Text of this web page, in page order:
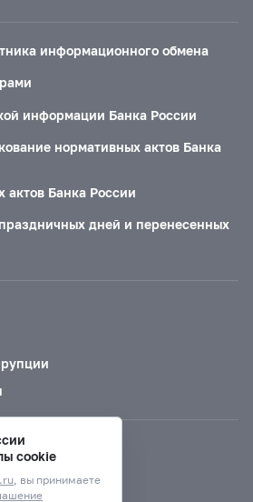
информационного обмена
информации Банка России
нормативных актов Банка
актов Банка России
дней и перенесенных
cookie
, вы принимаете